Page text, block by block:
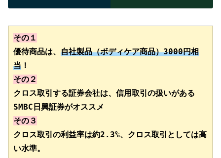
その１
優待商品は、 自社製品（ボディケア商品）3000円相
当
その２
クロス取引する証券会社は、信用取引の扱いがある
その３
クロス取引の利益率は約2.3%、クロス取引としては高
い水準。